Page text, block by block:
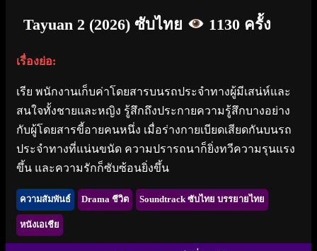
Tayuan 2 (2026) ซับไทย 1130 ครั้ง
เรื่องย่อ:
เรีย พนักงานเก็บค่าโดยสารบนรถประจำทางผู้มีเสน่ห์และ
สนใจทั้งชายและหญิง รู้สึกถึงประกายความรู้สึกบางอย่าง
กับผู้โดยสารขี้อายคนหนึ่ง เมื่อร่างกายเบียดเสียดกันบนรถ
ประจำทางที่แน่นขนัด ความปรารถนาก็ยิ่งทวีความรุนแรง
ขึ้น และความรักก็ซับซ้อนยิ่งขึ้น
ความสัมพันธ์ Drama ชีวิต Soundtrack ซับไทย บรรยายไทย
หนังเอเชีย